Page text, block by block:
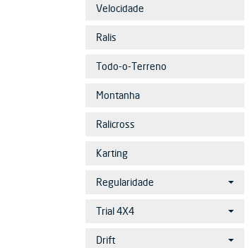
Velocidade
Ralis
Todo-o-Terreno
Montanha
Ralicross
Karting
Regularidade
Trial 4X4
Drift